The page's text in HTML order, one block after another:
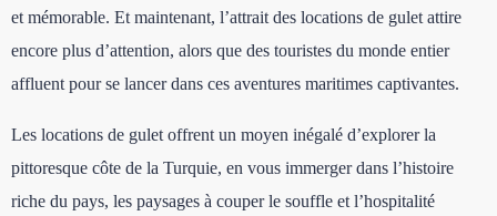
et mémorable. Et maintenant, l’attrait des locations de gulet attire
encore plus d’attention, alors que des touristes du monde entier
affluent pour se lancer dans ces aventures maritimes captivantes.
Les locations de gulet offrent un moyen inégalé d’explorer la
pittoresque côte de la Turquie, en vous immerger dans l’histoire
riche du pays, les paysages à couper le souffle et l’hospitalité